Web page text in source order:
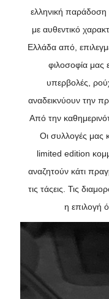
ελληνική παράδοση
με αυθεντικό
Ελλάδα από,
φιλοσοφία μας
υπερβολές,
αναδεικνύουν την
Από την
Οι συλλογές μας
limited edition
αναζητούν κάτι
τις τάςεις. Τις
η επιλογή